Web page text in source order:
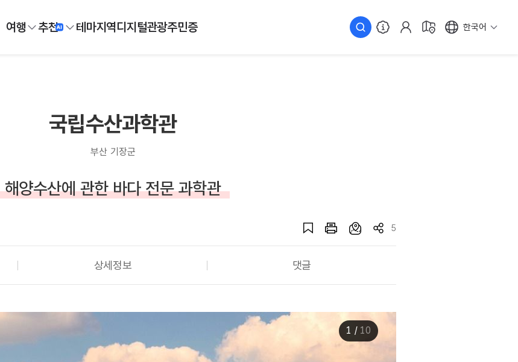
여행 추천 테마지역디지털관광주민증 한국어
국립수산과학관
부산 기장군
해양수산에 관한 바다 전문 과학관
5
상세정보 댓글
1 / 10